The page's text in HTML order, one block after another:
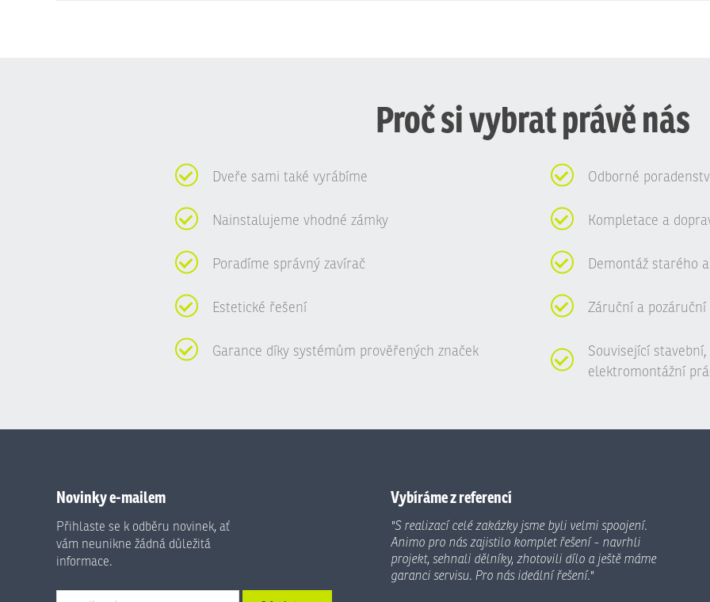
Proč si vybrat právě nás
Dveře sami také vyrábíme
Nainstalujeme vhodné zámky
Poradíme správný zavírač
Estetické řešení
Garance díky systémům prověřených značek
Odborné
Kompletace a
Demontáž starého
Záruční a
Související
elektromontážní
Novinky e-mailem
Přihlaste se k odběru novinek, ať
vám neunikne žádná důležitá
informace.
Vybíráme z referencí
"S realizací celé zakázky jsme byli velmi spoojení.
Animo pro nás zajistilo komplet řešení - navrhli
projekt, sehnali dělníky, zhotovili dílo a ještě máme
garanci servisu. Pro nás ideální řešení."